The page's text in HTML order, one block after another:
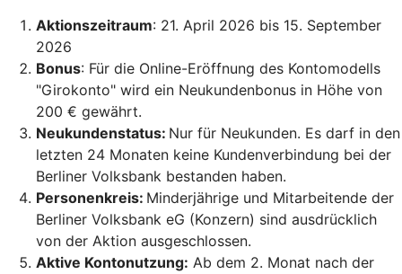
Aktionszeitraum: 21. April 2026 bis 15. September
2026
Bonus: Für die Online-Eröffnung des Kontomodells
"Girokonto" wird ein Neukundenbonus in Höhe von
200 € gewährt.
Neukundenstatus: Nur für Neukunden. Es darf in den
letzten 24 Monaten keine Kundenverbindung bei der
Berliner Volksbank bestanden haben.
Personenkreis: Minderjährige und Mitarbeitende der
Berliner Volksbank eG (Konzern) sind ausdrücklich
von der Aktion ausgeschlossen.
Aktive Kontonutzung: Ab dem 2. Monat nach der